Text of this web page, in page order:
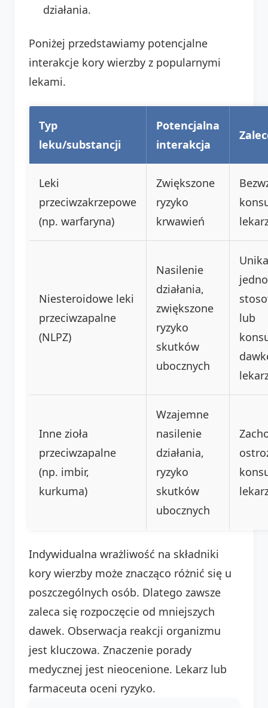
działania.
Poniżej przedstawiamy potencjalne
interakcje kory wierzby z popularnymi
lekami.
Typ
leku/substancji
Potencjalna
interakcja
Leki
przeciwzakrzepowe
(np. warfaryna)
Zwiększone
ryzyko
krwawień
Niesteroidowe leki
przeciwzapalne
(NLPZ)
Nasilenie
działania,
zwiększone
ryzyko
skutków
ubocznych
lub
Inne zioła
przeciwzapalne
(np. imbir,
kurkuma)
Wzajemne
nasilenie
działania,
ryzyko
skutków
ubocznych
Indywidualna wrażliwość na składniki
kory wierzby może znacząco różnić się u
poszczególnych osób. Dlatego zawsze
zaleca się rozpoczęcie od mniejszych
dawek. Obserwacja reakcji organizmu
jest kluczowa. Znaczenie porady
medycznej jest nieocenione. Lekarz lub
farmaceuta oceni ryzyko.